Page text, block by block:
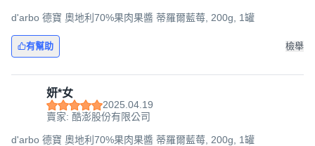
d'arbo 德寶 奧地利70%果肉果醬 蒂羅爾藍莓, 200g, 1罐
有幫助 檢舉
妍*女
2025.04.19
賣家: 酷澎股份有限公司
d'arbo 德寶 奧地利70%果肉果醬 蒂羅爾藍莓, 200g, 1罐